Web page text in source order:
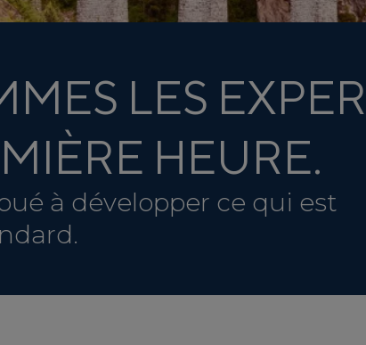
LES
HEURE.
à développer ce qui est